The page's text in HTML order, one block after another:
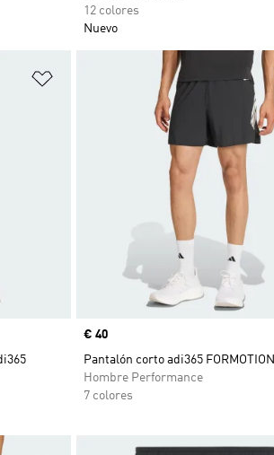
12 colores
Nuevo
Añadir a la lista de deseos
Precio
€ 40
Pantalón corto adi365 FORMOTION
Hombre Performance
7 colores